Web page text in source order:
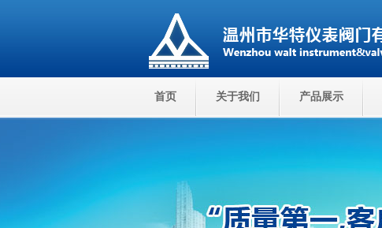
首页 关于我们 产品展示